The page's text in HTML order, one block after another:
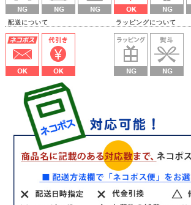
配送について ラッピングについて